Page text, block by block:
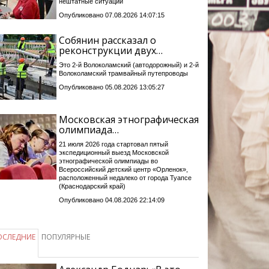
Опубликовано 07.08.2026 14:07:15
Собянин рассказал о
реконструкции двух…
Это 2-й Волоколамский (автодорожный) и 2-й
Волоколамский трамвайный путепроводы
Опубликовано 05.08.2026 13:05:27
Московская этнографическая
олимпиада…
21 июля 2026 года стартовал пятый
экспедиционный выезд Московской
этнографической олимпиады во
Всероссийский детский центр «Орленок»,
расположенный недалеко от города Туапсе
(Краснодарский край)
Опубликовано 04.08.2026 22:14:09
ПОПУЛЯРНЫЕ